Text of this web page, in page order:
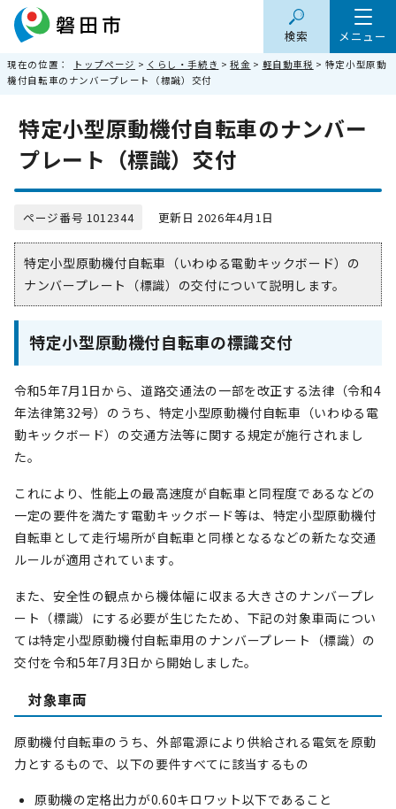
メニュー
検索
現在の位置： トップページ > くらし・手続き >税金 > 軽自動車税 > 特定小型原動
機付自転車のナンバープレート（標識）交付
特定小型原動機付自転車のナンバー
プレート（標識）交付
ページ番号 1012344 更新日 2026年4月1日
特定小型原動機付自転車（いわゆる電動キックボード）の
ナンバープレート（標識）の交付について説明します。
特定小型原動機付自転車の標識交付
令和5年7月1日から、道路交通法の一部を改正する法律（令和4
年法律第32号）のうち、特定小型原動機付自転車（いわゆる電
動キックボード）の交通方法等に関する規定が施行されまし
た。
これにより、性能上の最高速度が自転車と同程度であるなどの
一定の要件を満たす電動キックボード等は、特定小型原動機付
自転車として走行場所が自転車と同様となるなどの新たな交通
ルールが適用されています。
また、安全性の観点から機体幅に収まる大きさのナンバープレ
ート（標識）にする必要が生じたため、下記の対象車両につい
ては特定小型原動機付自転車用のナンバープレート（標識）の
交付を令和5年7月3日から開始しました。
対象車両
原動機付自転車のうち、外部電源により供給される電気を原動
力とするもので、以下の要件すべてに該当するもの
原動機の定格出力が0.60キロワット以下であること